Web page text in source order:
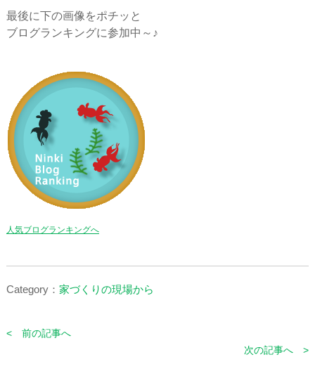
最後に下の画像をポチッと
ブログランキングに参加中～♪
人気ブログランキングへ
Category： 家づくりの現場から
< 前の記事へ
次の記事へ >